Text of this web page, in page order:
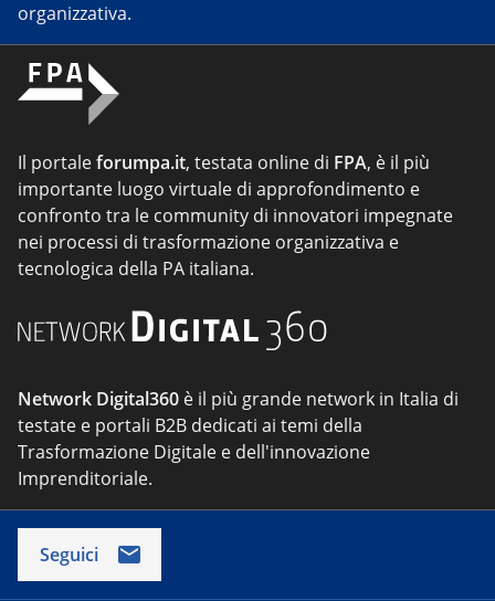
organizzativa.
Il portaleforumpa.it, testata online di FPA, è il più
importante luogo virtuale di approfondimento e
confronto tra le community di innovatori impegnate
nei processi di trasformazione organizzativa e
tecnologica della PA italiana.
Network Digital360 è il più grande network in Italia di
testate e portali B2B dedicati ai temi della
Trasformazione Digitale e dell'innovazione
Imprenditoriale.
Seguici